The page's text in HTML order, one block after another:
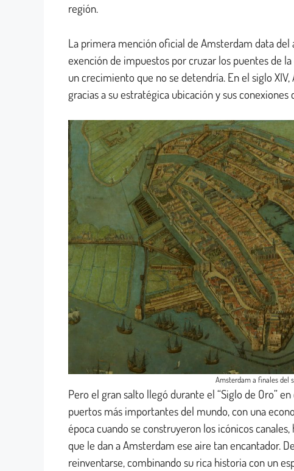
región.
La primera mención oficial de Amsterdam data del
exención de impuestos por cruzar los puentes de
un crecimiento que no se detendría. En el siglo
gracias a su estratégica ubicación y sus
Amsterdam a finales del
Pero el gran salto llegó durante el “Siglo de Oro”
puertos más importantes del mundo, con una
época cuando se construyeron los icónicos
que le dan a Amsterdam ese aire tan encantador.
reinventarse, combinando su rica historia con un